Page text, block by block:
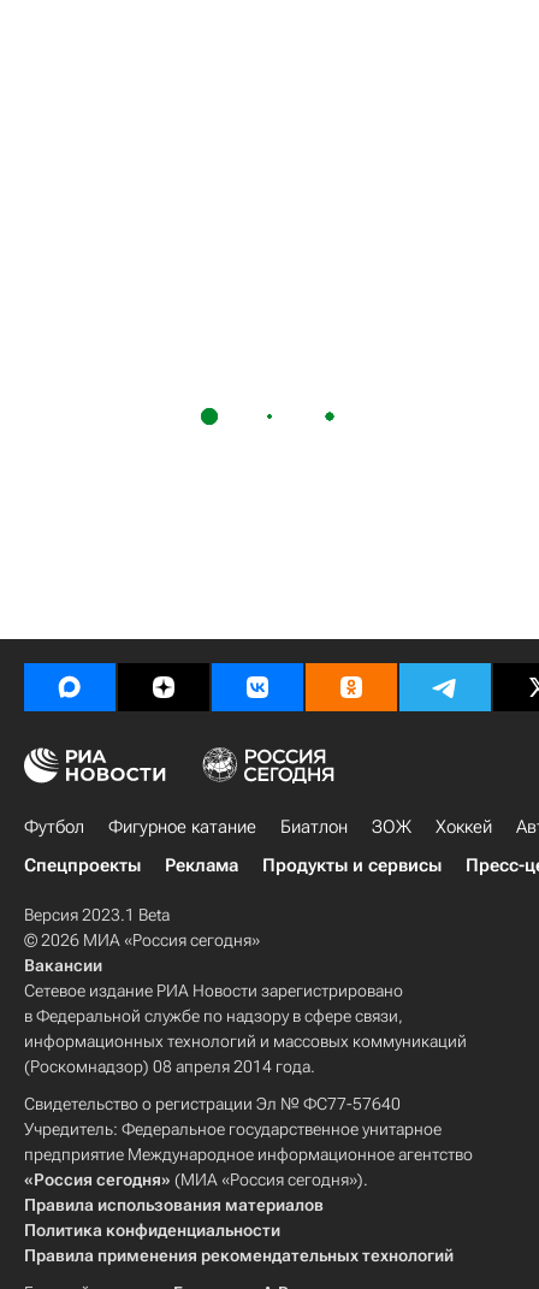
Футбол Фигурное катание Биатлон ЗОЖ Хоккей
Спецпроекты
Реклама Продукты и сервисы Пресс-
Версия 2023.1 Beta
© 2026 МИА «Россия сегодня»
Вакансии
Сетевое издание РИА Новости зарегистрировано
в Федеральной службе по надзору в сфере связи,
информационных технологий и массовых коммуникаций
(Роскомнадзор) 08 апреля 2014 года.
Свидетельство о регистрации Эл № ФС77-57640
Учредитель: Федеральное государственное унитарное
предприятие Международное информационное агентство
«Россия сегодня» (МИА «Россия сегодня»).
Правила использования материалов
Политика конфиденциальности
Правила применения рекомендательных технологий